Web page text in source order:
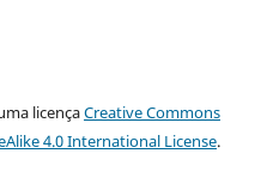
licençaCreative Commons
4.0 International License.